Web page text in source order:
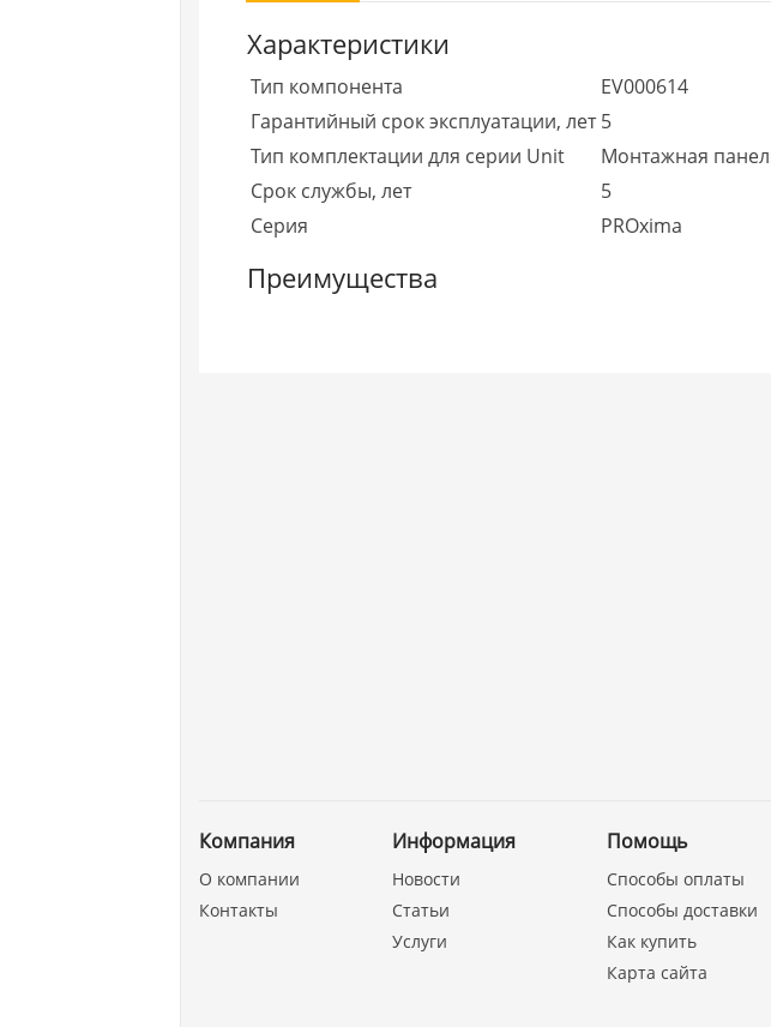
Характеристики
Тип компонента
EV000614
Гарантийный срок эксплуатации, лет 5
Тип комплектации для серии Unit
Монтажная
Срок службы, лет
5
Серия
PROxima
Преимущества
Компания
О компании
Контакты
Информация
Новости
Статьи
Услуги
Помощь
Способы оплаты
Способы доставки
Как купить
Карта сайта